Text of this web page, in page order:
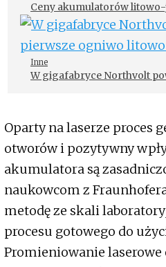
Ceny akumulatorów
czas spadać
Inne
W gigafabryce Northvolt
Oparty na laserze proces
otworów i pozytywny
akumulatora są
naukowcom z
metodę ze skali
procesu gotowego do
Promieniowanie